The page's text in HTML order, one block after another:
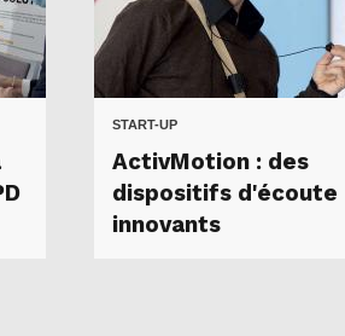
START-UP
ActivMotion : des
dispositifs d'écoute
innovants